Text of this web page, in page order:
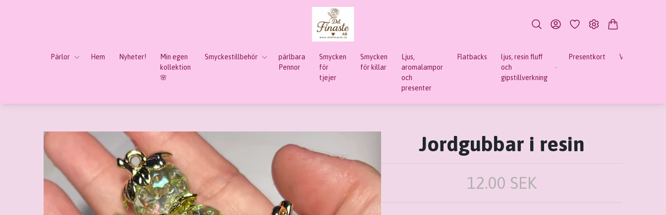
Pärlor Hem Nyheter!
Min egen
kollektion
🌸
Smyckestillbehör
pärlbara
Pennor
Smycken
för
tjejer
Smycken
för killar
Ljus,
aromalampor
och
presenter
Flatbacks
ljus, resin fluff
och
gipstillverkning
Presentkort Verktyg
Jordgubbar i resin
12.00 SEK